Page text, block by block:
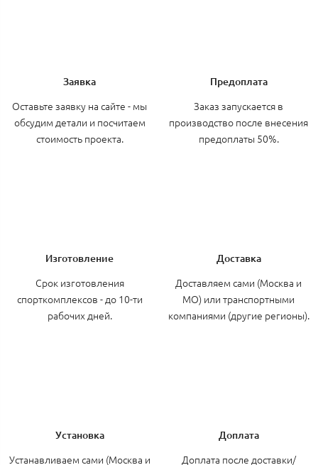
Заявка
Оставьте заявку на сайте - мы
обсудим детали и посчитаем
стоимость проекта.
Предоплата
Заказ запускается в
производство после внесения
предоплаты 50%.
Изготовление
Срок изготовления
спорткомплексов - до 10-ти
рабочих дней.
Доставка
Доставляем сами (Москва и
МО) или транспортными
компаниями (другие регионы).
Установка
Устанавливаем сами (Москва и
Доплата
Доплата после доставки/